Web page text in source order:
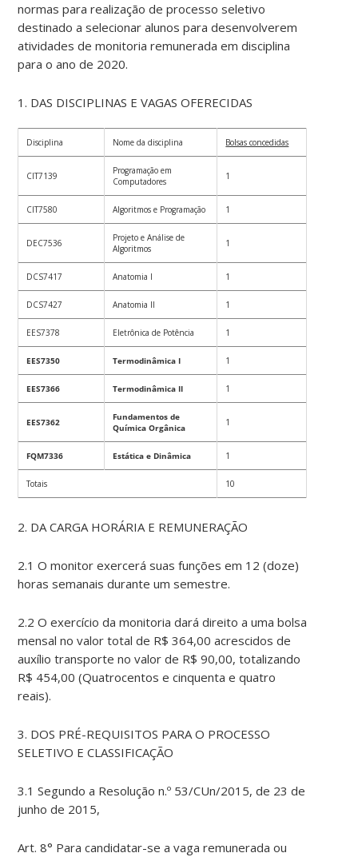
normas para realização de processo seletivo
destinado a selecionar alunos para desenvolverem
atividades de monitoria remunerada em disciplina
para o ano de 2020.
1. DAS DISCIPLINAS E VAGAS OFERECIDAS
Disciplina Nome da disciplina Bolsas concedidas
CIT7139
Programação em
Computadores
1
CIT7580 Algoritmos e Programação 1
DEC7536
Projeto e Análise de
Algoritmos
1
DCS7417 Anatomia I 1
DCS7427 Anatomia II 1
EES7378 Eletrônica de Potência 1
EES7350 Termodinâmica I 1
EES7366 Termodinâmica II 1
EES7362
Fundamentos de
Química Orgânica
1
FQM7336 Estática e Dinâmica 1
Totais 10
2. DA CARGA HORÁRIA E REMUNERAÇÃO
2.1 O monitor exercerá suas funções em 12 (doze)
horas semanais durante um semestre.
2.2 O exercício da monitoria dará direito a uma bolsa
mensal no valor total de R$ 364,00 acrescidos de
auxílio transporte no valor de R$ 90,00, totalizando
R$ 454,00 (Quatrocentos e cinquenta e quatro
reais).
3. DOS PRÉ-REQUISITOS PARA O PROCESSO
SELETIVO E CLASSIFICAÇÃO
3.1 Segundo a Resolução n.º 53/CUn/2015, de 23 de
junho de 2015,
Art. 8° Para candidatar-se a vaga remunerada ou